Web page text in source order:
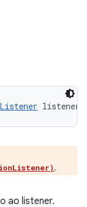
listener)
.
ao listener.